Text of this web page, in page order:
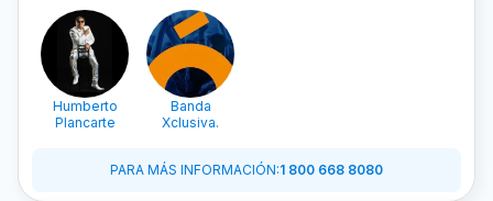
Humberto
Plancarte
Banda
Xclusiva.
PARA MÁS INFORMACIÓN:1 800 668 8080